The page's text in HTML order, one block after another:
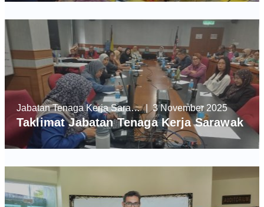
Taklimat Jabatan Tenaga Kerja Sarawak
Jabatan Tenaga Kerja Sarawak| 3 November 2025